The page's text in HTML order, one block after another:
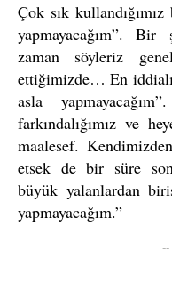
Çok sık
yapmayacağım”. Bir
zaman söyleriz
ettiğimizde… En
asla
farkındalığımız ve
maalesef.
etsek de bir süre
büyük yalanlardan
yapmayacağım.”
--